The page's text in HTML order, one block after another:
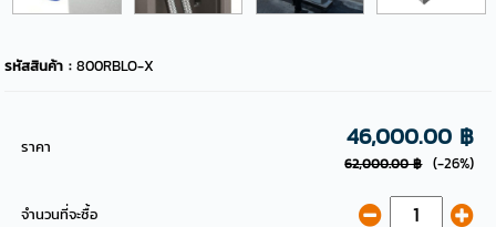
รหัสสินค้า :800RBLO-X
ราคา 46,000.00 ฿
62,000.00 ฿ (-26%)
จำนวนที่จะซื้อ